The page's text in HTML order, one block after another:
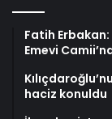
Fatih Erbakan:
Emevi
haciz konuldu